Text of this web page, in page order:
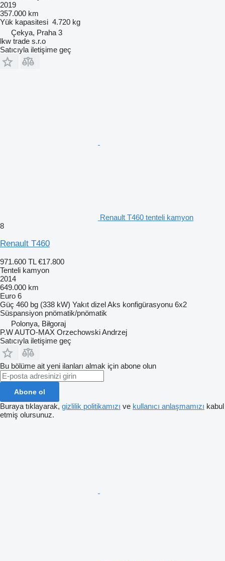
2019
357.000 km
Yük kapasitesi 4.720 kg
Çekya, Praha 3
lkw trade s.r.o
Satıcıyla iletişime geç
Renault T460 tenteli kamyon
8
Renault T460
971.600 TL €17.800
Tenteli kamyon
2014
649.000 km
Euro 6
Güç 460 bg (338 kW) Yakıt dizelAks konfigürasyonu 6x2
Süspansiyon pnömatik/pnömatik
Polonya, Biłgoraj
P.W AUTO-MAX Orzechowski Andrzej
Satıcıyla iletişime geç
Bu bölüme ait yeni ilanları almak için abone olun
Abone ol
Buraya tıklayarak, gizlilik politikamızı ve kullanıcı anlaşmamızı kabul
etmiş olursunuz.